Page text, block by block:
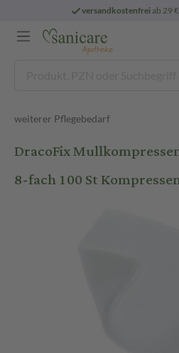
versandkostenfreiab 29
weiterer Pflegebedarf
DracoFix
8-fach 100 St